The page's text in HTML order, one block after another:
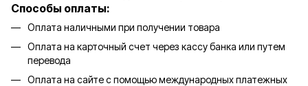
Способы оплаты:
Оплата наличными при получении товара
Оплата на карточный счет через кассу банка или путем
перевода
Оплата на сайте с помощью международных платежных